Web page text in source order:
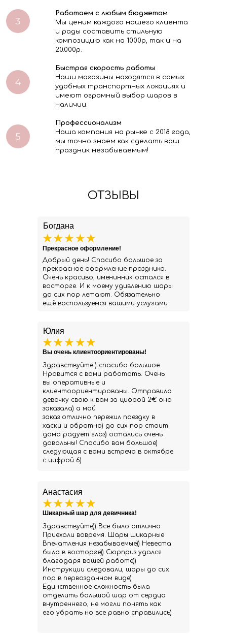
Работаем с любым бюджетом
Мы ценим каждого нашего клиента
и рады составить стильную
композицию как на 1000р, так и на
20.000р.
Быстрая скорость работы
Наши магазины находятся в самых
удобных транспортных локациях и
имеют огромный выбор шаров в
наличии.
Профессионализм
Наша компания на рынке с 2018 года,
мы точно знаем как сделать ваш
праздник незабываемым!
ОТЗЫВЫ
Юлия
Здравствуйте ) спасибо большое.
Нравится с вами работать. Очень
вы оперативные и
клиентоориентированы. Отправила
девочку свою к вам за цифрой 2€ она
заказала) а мой
заказ отлично пережил поездку в
хаски и обратно) до сих пор стоит
дома радует глаз) остались очень
довольны! Спасибо вам большое)
следующая с вами встреча в октябре
с цифрой 6)
Вы очень клиентоориентированы!
Анастасия
Здравствуйте)) Все было отлично
Приехали вовремя. Шары шикарные
Впечатления незабываемые)) Невеста
была в восторге)) Сюрприз удался
благодаря вашей работе))
Инструкции следовали, шары до сих
пор в первозданном виде)
Единственное сложность была
отделить большой шар от сердца
внутреннего, не могли понять как
его убрать но все равно справились)
Шикарный шар для девичника!
Богдана
Добрый день! Спасибо большое за
прекрасное оформление праздника.
Очень красиво, именинник остался в
восторге. И к моему удивлению шары
до сих пор летают. Обязательно
ещё воспользуемся вашими услугами
Прекрасное оформление!